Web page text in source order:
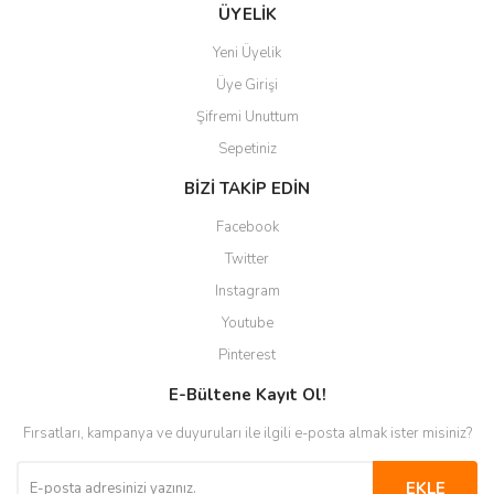
Gönder
ÜYELİK
Yeni Üyelik
Üye Girişi
Şifremi Unuttum
Sepetiniz
BİZİ TAKİP EDİN
Facebook
Twitter
Instagram
Youtube
Pinterest
E-Bültene Kayıt Ol!
Fırsatları, kampanya ve duyuruları ile ilgili e-posta almak ister misiniz?
EKLE